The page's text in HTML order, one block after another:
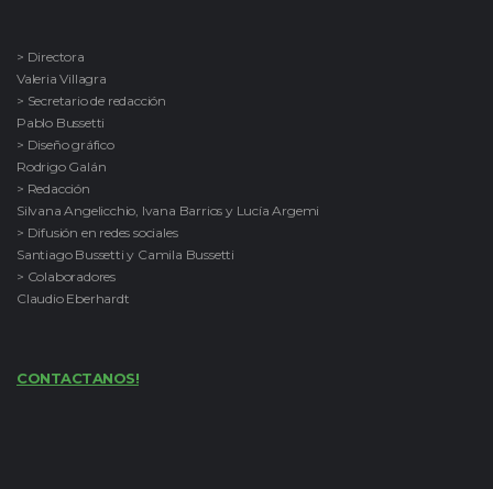
> Directora
Valeria Villagra
> Secretario de redacción
Pablo Bussetti
> Diseño gráfico
Rodrigo Galán
> Redacción
Silvana Angelicchio, Ivana Barrios y Lucía Argemi
> Difusión en redes sociales
Santiago Bussetti y Camila Bussetti
> Colaboradores
Claudio Eberhardt
CONTACTANOS!